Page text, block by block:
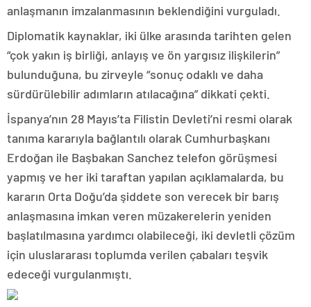
anlaşmanın imzalanmasının beklendiğini vurguladı.
Diplomatik kaynaklar, iki ülke arasında tarihten gelen
“çok yakın iş birliği, anlayış ve ön yargısız ilişkilerin”
bulunduğuna, bu zirveyle “sonuç odaklı ve daha
sürdürülebilir adımların atılacağına” dikkati çekti.
İspanya’nın 28 Mayıs’ta Filistin Devleti’ni resmi olarak
tanıma kararıyla bağlantılı olarak Cumhurbaşkanı
Erdoğan ile Başbakan Sanchez telefon görüşmesi
yapmış ve her iki taraftan yapılan açıklamalarda, bu
kararın Orta Doğu’da şiddete son verecek bir barış
anlaşmasına imkan veren müzakerelerin yeniden
başlatılmasına yardımcı olabileceği, iki devletli çözüm
için uluslararası toplumda verilen çabaları teşvik
edeceği vurgulanmıştı.